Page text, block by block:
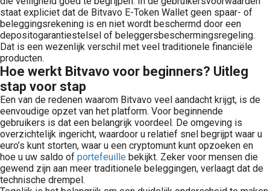
staat expliciet dat de Bitvavo E-Token Wallet geen spaar- of
beleggingsrekening is en niet wordt beschermd door een
depositogarantiestelsel of beleggersbeschermingsregeling.
Dat is een wezenlijk verschil met veel traditionele financiële
producten.
Hoe werkt Bitvavo voor beginners? Uitleg
stap voor stap
Een van de redenen waarom Bitvavo veel aandacht krijgt, is de
eenvoudige opzet van het platform. Voor beginnende
gebruikers is dat een belangrijk voordeel. De omgeving is
overzichtelijk ingericht, waardoor u relatief snel begrijpt waar u
euro’s kunt storten, waar u een cryptomunt kunt opzoeken en
hoe u uw saldo of portefeuille bekijkt. Zeker voor mensen die
gewend zijn aan meer traditionele beleggingen, verlaagt dat de
technische drempel.